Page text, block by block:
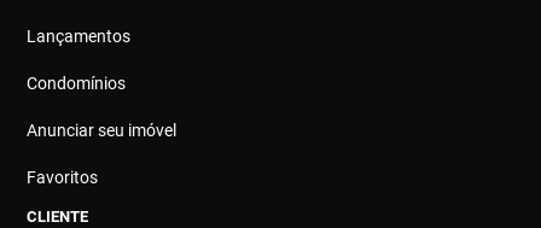
Lançamentos
Condomínios
Anunciar seu imóvel
Favoritos
CLIENTE